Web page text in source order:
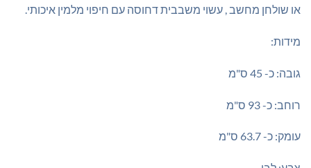
או שולחן מחשב , עשוי משבבית דחוסה עם חיפוי מלמין איכותי.
מידות:
גובה: כ- 45 ס"מ
רוחב: כ- 93 ס"מ
עומק: כ- 63.7 ס"מ